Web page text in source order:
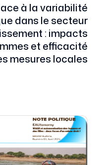
à la variabilité
dans le secteur
: impacts
et efficacité
mesures locales